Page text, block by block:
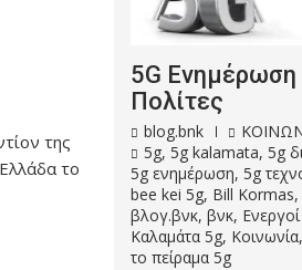
της
το
5G Ενημέρωση
Πολίτες
blog.bnk
5g, 5g kalamata, 5g
5g ενημέρωση, 5g
bee kei 5g, Bill Kormas,
βλογ.βνκ, βνκ,
Καλαμάτα 5g, Κοινωνία,
το πείραμα 5g